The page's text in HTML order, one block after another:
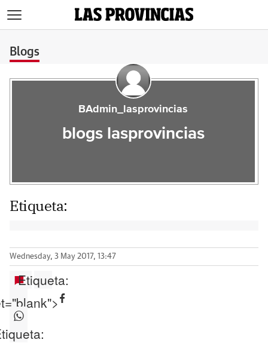
Blogs
BAdmin_lasprovincias
blogs lasprovincias
Etiqueta:
Wednesday, 3 May 2017, 13:47
Etiqueta: